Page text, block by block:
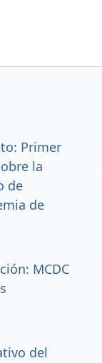
Primer
la
de
de
MCDC
del